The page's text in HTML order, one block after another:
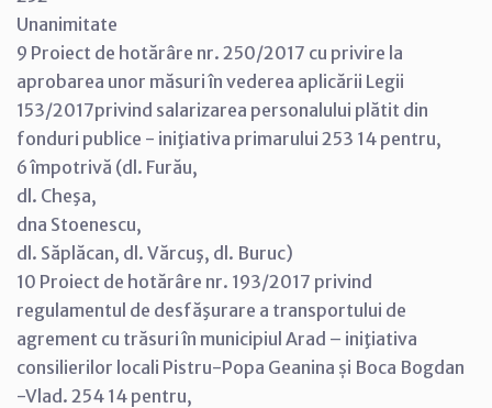
Unanimitate
9 Proiect de hotărâre nr. 250/2017 cu privire la
aprobarea unor măsuri în vederea aplicării Legii
153/2017privind salarizarea personalului plătit din
fonduri publice - iniţiativa primarului 253 14 pentru,
6 împotrivă (dl. Furău,
dl. Cheşa,
dna Stoenescu,
dl. Săplăcan, dl. Vărcuş, dl. Buruc)
10 Proiect de hotărâre nr. 193/2017 privind
regulamentul de desfăşurare a transportului de
agrement cu trăsuri în municipiul Arad – iniţiativa
consilierilor locali Pistru-Popa Geanina și Boca Bogdan
-Vlad. 254 14 pentru,